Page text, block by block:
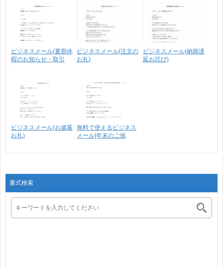
ビジネスメール(夏期休
暇のお知らせ・取引
ビジネスメール(注文の
お礼)
ビジネスメール(納期遅
延お詫び)
ビジネスメール(お歳暮
お礼)
無料で使えるビジネス
メール|年末のご挨
書式検索